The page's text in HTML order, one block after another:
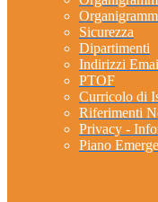
Sicurezza
Dipartimenti
Indirizzi
PTOF
Curricolo di
Riferimenti
Privacy -
Piano